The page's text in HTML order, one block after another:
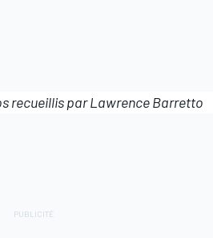
recueillis par Lawrence Barretto